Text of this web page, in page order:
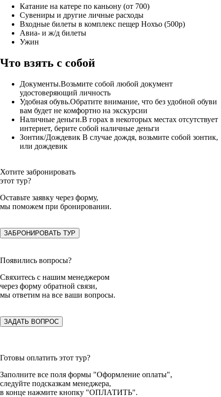
Катание на катере по каньону (от 700)
Сувениры и другие личные расходы
Входные билеты в комплекс пещер Нохъо (500р)
Авиа- и ж/д билеты
Ужин
Что взять с собой
Документы.Возьмите собой любой документ
удостоверяющий личность
Удобная обувь.Обратите внимание, что без удобной обуви
вам будет не комфортно на экскурсии
Наличные деньги.В горах в некоторых местах отсутствует
интернет, берите собой наличные деньги
Зонтик/Дождевик В случае дождя, возьмите собой зонтик,
или дождевик
Хотите забронировать
этот тур?
Оставьте заявку через форму,
мы поможем при бронировании.
ЗАБРОНИРОВАТЬ ТУР
Появились вопросы?
Свяхитесь с нашим менеджером
через форму обратной связи,
мы ответим на все ваши вопросы.
ЗАДАТЬ ВОПРОС
Готовы оплатить этот тур?
Заполните все поля формы "Оформление оплаты",
следуйте подсказкам менеджера,
в конце нажмите кнопку "ОПЛАТИТЬ".